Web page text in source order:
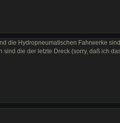
die Hydropneumatischen Fahrwerke
die der letzte Dreck (sorry, daß ich